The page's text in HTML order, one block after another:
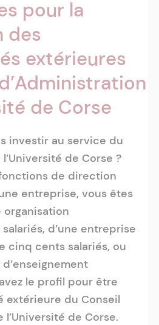
pour la
des
extérieures
de Corse
investir au service du
de Corse ?
de direction
entreprise, vous êtes
organisation
d’une entreprise
cinq cents salariés, ou
le profil pour être
extérieure du Conseil
de Corse.